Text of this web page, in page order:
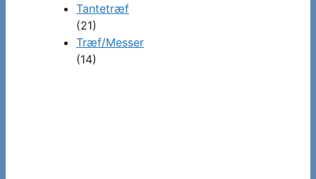
Tantetræf
(21)
Træf/Messer
(14)